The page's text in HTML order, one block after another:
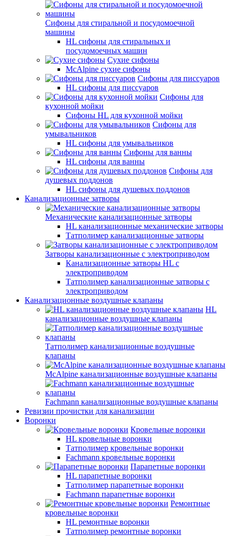
Сифоны для стиральной и посудомоечной
машины
HL сифоны для стиральных и
посудомоечных машин
Сухие сифоны
McAlpine сухие сифоны
Сифоны для писсуаров
HL сифоны для писсуаров
Сифоны для
кухонной мойки
Сифоны HL для кухонной мойки
Сифоны для
умывальников
HL сифоны для умывальников
Сифоны для ванны
HL сифоны для ванны
Сифоны для
душевых поддонов
HL сифоны для душевых поддонов
Канализационные затворы
Механические канализационные затворы
HL канализационные механические затворы
Татполимер канализационные затворы
Затворы канализационные с электроприводом
Канализационные затворы HL с
электроприводом
Татполимер канализационные затворы с
электроприводом
Канализационные воздушные клапаны
HL
канализационные воздушные клапаны
Татполимер канализационные воздушные
клапаны
McAlpine канализационные воздушные клапаны
Fachmann канализационные воздушные клапаны
Ревизии прочистки для канализации
Воронки
Кровельные воронки
HL кровельные воронки
Татполимер кровельные воронки
Fachmann кровельные воронки
Парапетные воронки
HL парапетные воронки
Татполимер парапетные воронки
Fachmann парапетные воронки
Ремонтные
кровельные воронки
HL ремонтные воронки
Татполимер ремонтные воронки